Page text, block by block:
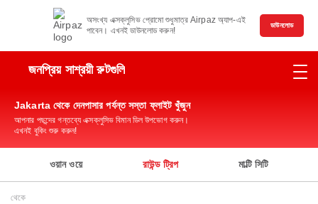
অসংখ্য এক্সক্লুসিভ প্রোমো শুধুমাত্র Airpaz অ্যাপ-এই
পাবেন। এখনই ডাউনলোড করুন!
ডাউনলোড
জনপ্রিয় সাশ্রয়ী রুটগুলি
Jakarta থেকে দেনপাসার পর্যন্ত সস্তা ফ্লাইট খুঁজুন
আপনার পছন্দের গন্তব্যে এক্সক্লুসিভ বিমান ডিল উপভোগ করুন।
এখনই বুকিং শুরু করুন!
ওয়ান ওয়ে রাউন্ড ট্রিপ মাল্টি সিটি
থেকে